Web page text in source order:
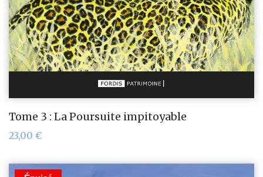
Tome 3 : La Poursuite impitoyable
23,00 €